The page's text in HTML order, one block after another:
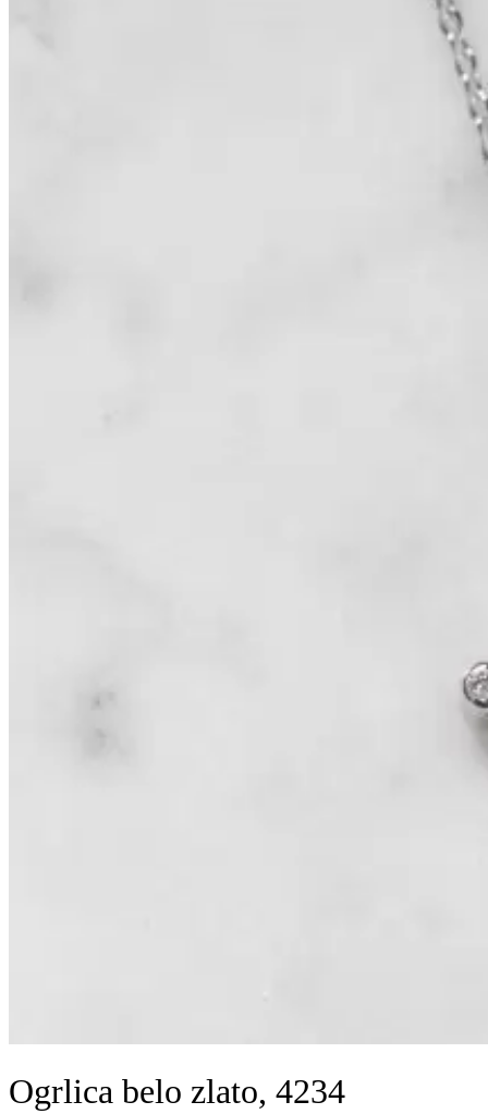
Ogrlica belo zlato, 4234